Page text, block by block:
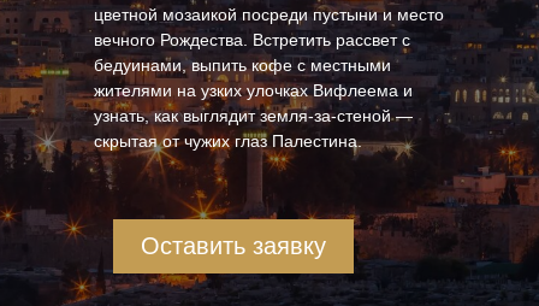
Оставить заявку
цветной мозаикой посреди пустыни и место
вечного Рождества. Встретить рассвет с
бедуинами, выпить кофе с местными
жителями на узких улочках Вифлеема и
узнать, как выглядит земля-за-стеной —
скрытая от чужих глаз Палестина.
НАПИШИТЕ НАМ →